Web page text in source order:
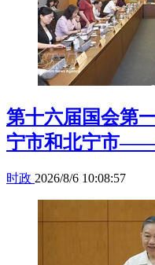
第十六届国会第
宁市和北宁市——
时政 2026/8/6 10:08:57